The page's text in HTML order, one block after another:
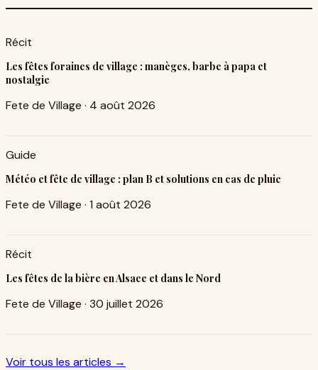
Récit
Les fêtes foraines de village : manèges, barbe à papa et
nostalgie
Fete de Village · 4 août 2026
Guide
Météo et fête de village : plan B et solutions en cas de pluie
Fete de Village · 1 août 2026
Récit
Les fêtes de la bière en Alsace et dans le Nord
Fete de Village · 30 juillet 2026
Voir tous les articles →